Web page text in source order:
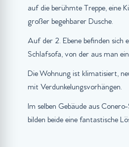
auf die berühmte Treppe, eine
großer begehbarer Dusche.
Auf der 2. Ebene befinden sich
Schlafsofa, von der aus man
Die Wohnung ist klimatisiert,
mit Verdunkelungsvorhängen.
Im selben Gebäude aus
bilden beide eine fantastische